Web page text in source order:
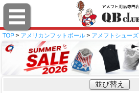
TOP > アメリカンフットボール > アメフトシューズ
並び替え